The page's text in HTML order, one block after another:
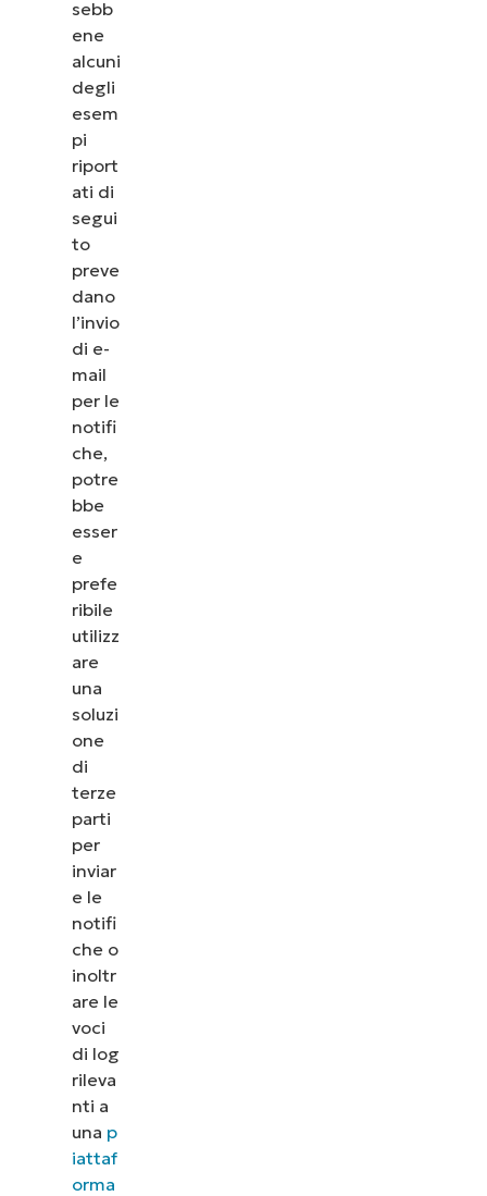
sebb
ene
alcuni
degli
esem
pi
riport
ati di
segui
to
preve
dano
l’invio
di e-
mail
per le
notifi
che,
potre
bbe
esser
e
prefe
ribile
utilizz
are
una
soluzi
one
di
terze
parti
per
inviar
e le
notifi
che o
inoltr
are le
voci
di log
rileva
nti a
una p
iattaf
orma